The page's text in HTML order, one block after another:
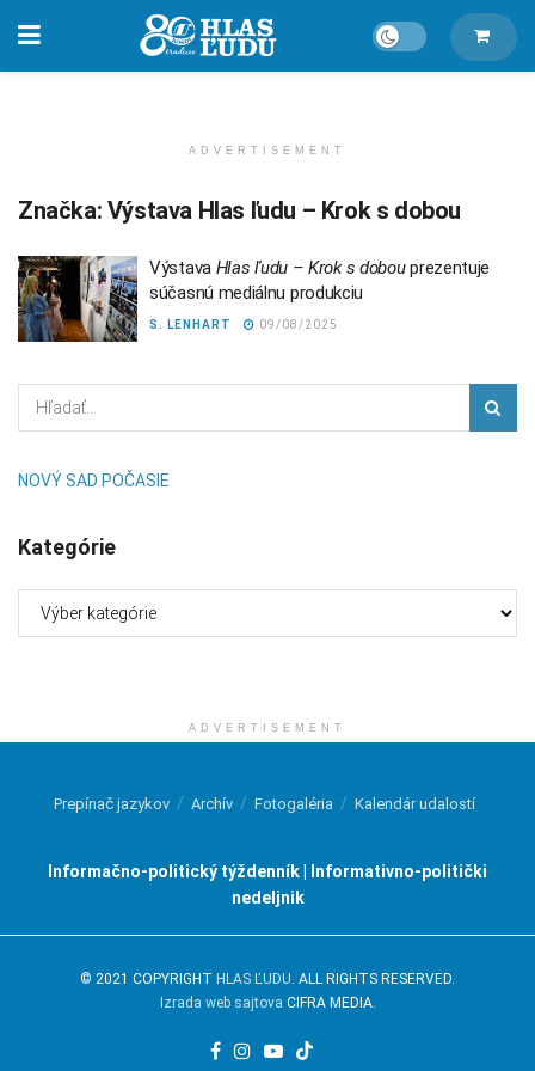
ADVERTISEMENT
Značka: Výstava Hlas ľudu – Krok s dobou
Výstava Hlas ľudu – Krok s dobouprezentuje
súčasnú mediálnu produkciu
S. LENHART 09/08/2025
NOVÝ SAD POČASIE
Kategórie
ADVERTISEMENT
Prepínač jazykov Archív Fotogaléria Kalendár udalostí
Informačno-politický týždenník | Informativno-politički
nedeljnik
© 2021 COPYRIGHT HLAS ĽUDU . ALL RIGHTS RESERVED.
Izrada web sajtova CIFRA MEDIA.